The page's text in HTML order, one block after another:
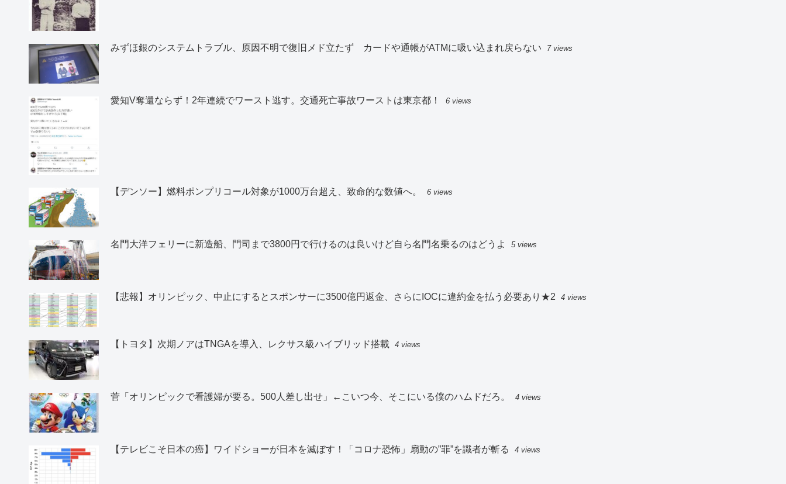
みずほ銀のシステムトラブル、原因不明で復旧メド立たず カードや通帳がATMに吸い込まれ戻らない 7 views
愛知V奪還ならず！2年連続でワースト逃す。交通死亡事故ワーストは東京都！ 6 views
【デンソー】燃料ポンプリコール対象が1000万台超え、致命的な数値へ。 6 views
名門大洋フェリーに新造船、門司まで3800円で行けるのは良いけど自ら名門名乗るのはどうよ 5 views
【悲報】オリンピック、中止にするとスポンサーに3500億円返金、さらにIOCに違約金を払う必要あり★2 4 views
【トヨタ】次期ノアはTNGAを導入、レクサス級ハイブリッド搭載 4 views
菅「オリンピックで看護婦が要る。500人差し出せ」←こいつ今、そこにいる僕のハムドだろ。 4 views
【テレビこそ日本の癌】ワイドショーが日本を滅ぼす！「コロナ恐怖」扇動の”罪”を識者が斬る 4 views